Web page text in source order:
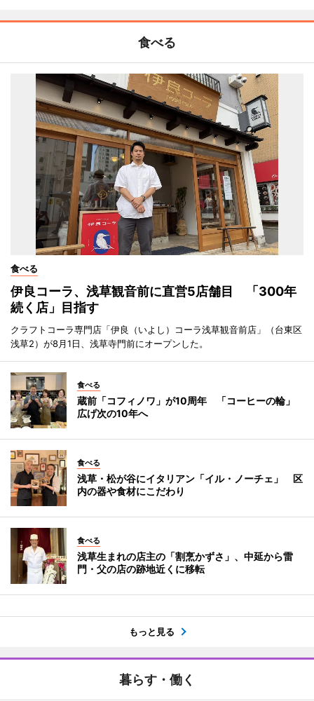
食べる
食べる
伊良コーラ、浅草観音前に直営5店舗目 「300年
続く店」目指す
クラフトコーラ専門店「伊良（いよし）コーラ浅草観音前店」（台東区
浅草2）が8月1日、浅草寺門前にオープンした。
食べる
蔵前「コフィノワ」が10周年 「コーヒーの輪」
広げ次の10年へ
食べる
浅草・松が谷にイタリアン「イル・ノーチェ」 区
内の器や食材にこだわり
食べる
浅草生まれの店主の「割烹かずさ」、中延から雷
門・父の店の跡地近くに移転
もっと見る
暮らす・働く